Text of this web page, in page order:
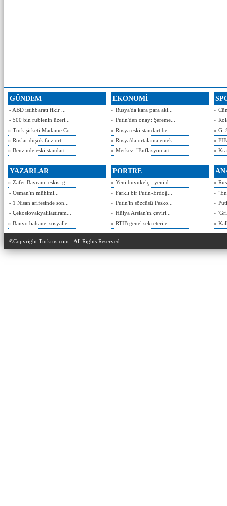
GÜNDEM
» ABD istihbaratı fikir ...
» 500 bin rublenin üzeri...
» Türk şirketi Madame Co...
» Ruslar düşük faiz ort...
» Benzinde eski standart...
EKONOMİ
» Rusya'da kara para akl...
» Putin'den onay: Şereme...
» Rusya eski standart be...
» Rusya'da ortalama emek...
» Merkez: "Enflasyon art...
»
»
» G.
»
»
YAZARLAR
» Zafer Bayramı eskisi g...
» Osman'ın mühimi...
» 1 Nisan arifesinde son...
» Çekoslovakyalılaştıram...
» Banyo bahane, sosyalle...
PORTRE
» Yeni büyükelçi, yeni d...
» Farklı bir Putin-Erdoğ...
» Putin'in sözcüsü Pesko...
» Hülya Arslan'ın çeviri...
» RTİB genel sekreteri e...
»
»
»
»
»
©Copyright Turkrus.com - All Rights Reserved